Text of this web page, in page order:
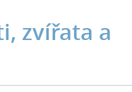
zvířata a